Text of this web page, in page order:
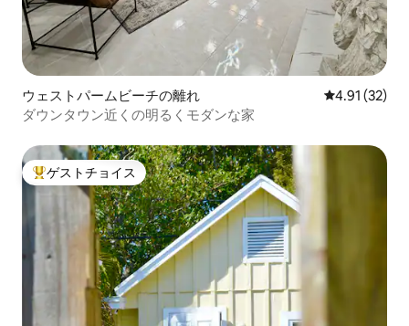
ウェストパームビーチの離れ レビュー32
4.91 (32)
ダウンタウン近くの明るくモダンな家
大好評のゲストチョイスです。
ゲストチョイス